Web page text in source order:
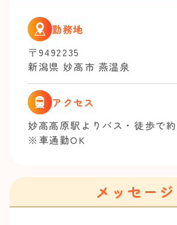
勤務地
〒9492235
新潟県 妙高市 燕温泉
アクセス
妙高高原駅よりバス・徒歩で
※車通勤OK
メッセージ